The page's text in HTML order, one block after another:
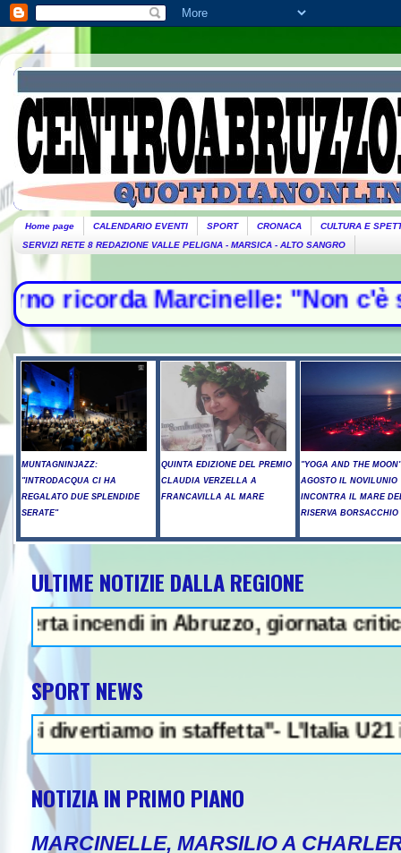
Home page CALENDARIO EVENTI SPORT CRONACA
CULTURA E
SERVIZI RETE 8 REDAZIONE VALLE PELIGNA - MARSICA - ALTO SANGRO
c'è spazio per chi
MUNTAGNINJAZZ:
"INTRODACQUA CI HA
REGALATO DUE SPLENDIDE
SERATE"
QUINTA EDIZIONE DEL PREMIO
CLAUDIA VERZELLA A
FRANCAVILLA AL MARE
"YOGA AND THE
AGOSTO IL NOVILUNIO
INCONTRA IL MARE
RISERVA BORSACCHIO
ULTIME NOTIZIE DALLA REGIONE
giornata critica su più fronti
SPORT NEWS
L'Italia U21 il 5 ottobre a
NOTIZIA IN PRIMO PIANO
MARCINELLE, MARSILIO A
su Kiev, tre morti tra cui un